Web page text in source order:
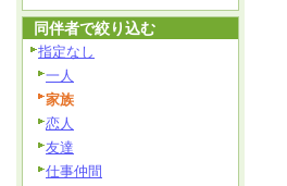
同伴者で絞り込む
指定なし
一人
家族
恋人
友達
仕事仲間